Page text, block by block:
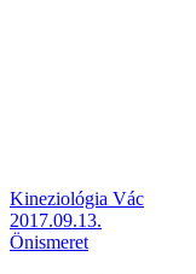
Kineziológia Vác
2017.09.13.
Önismeret